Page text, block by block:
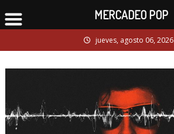
to
jueves, agosto 06, 2026
MERCADEO POP